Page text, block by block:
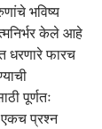
भविष्य
केले आहे
धरणारे फारच
पूर्णतः
एकच प्रश्न